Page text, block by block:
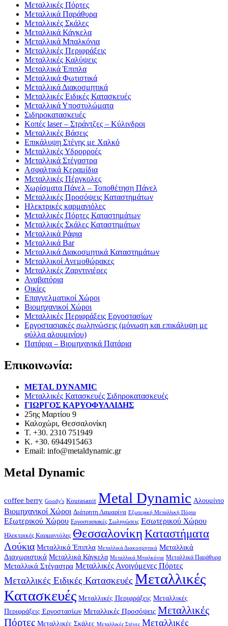
Μεταλλικές Πόρτες
Μεταλλικά Παράθυρα
Μεταλλικές Σκάλες
Μεταλλικά Κάγκελα
Μεταλλικά Μπαλκόνια
Μεταλλικές Περιφράξεις
Μεταλλικές Καλύψεις
Μεταλλικά Έπιπλα
Μεταλλικά Φωτιστικά
Μεταλλικά Διακοσμητικά
Μεταλλικές Ειδικές Κατασκευές
Μεταλλικά Υποστυλώματα
Σιδηροκατασκευές
Κοπές laser – Στράντζες – Κύλινδροι
Μεταλλικές Βάσεις
Επικάλυψη Στέγης με Χαλκό
Μεταλλικές Υδρορροές
Μεταλλικά Στέγαστρα
Ασφαλτικά Κεραμίδια
Μεταλλικές Πέργκολες
Χωρίσματα Πάνελ – Τοποθέτηση Πάνελ
Μεταλλικές Προσόψεις Καταστημάτων
Ηλεκτρικές καρμανιόλες
Μεταλλικές Πόρτες Καταστημάτων
Μεταλλικές Σκάλες Καταστημάτων
Μεταλλικά Ράφια
Μεταλλικά Bar
Μεταλλικά Διακοσμητικά Καταστημάτων
Μεταλλικοί Ανεμοθώρακες
Μεταλλικές Ζαρντινιέρες
Αναβατόρια
Οικίες
Επαγγελματικοί Χώροι
Βιομηχανικοί Χώροι
Μεταλλικές Περιφράξεις Εργοστασίων
Εργοστασιακές σωληνώσεις (μόνωση και επικάλυψη με
φύλλα αλουμινίου)
Πατάρια – Βιομηχανικά Πατάρια
Επικοινωνία:
METAL DYNAMIC
Μεταλλικές Κατασκευές Σιδηροκατασκευές
ΓΙΩΡΓΟΣ ΚΑΡΥΟΦΥΛΛΙΔΗΣ
25ης Μαρτίου 9
Καλοχώρι, Θεσσαλονίκη
Τ. +30. 2310 751949
Κ. +30. 6944915463
Email: info@metaldynamic.gr
Metal Dynamic
coffee berry Goody's Kourasanit Metal Dynamic Αλουμίνιο
Βιομηχανικοί Χώροι Διάτρητη Λαμαρίνα Εξωτερική Μεταλλική Πόρτα
Εξωτερικού Χώρου Εργοστασιακές Σωληνώσεις Εσωτερικού Χώρου
Ηλεκτρικές Καρμανιόλες Θεσσαλονίκη Καταστήματα
Λούκια Μεταλλικά Έπιπλα Μεταλλικά Διακοσμητικά Μεταλλικά
Διαχωριστικά Μεταλλικά Κάγκελα Μεταλλικά Μπαλκόνια Μεταλλικά Παράθυρα
Μεταλλικά Στέγαστρα Μεταλλικές Ανοιγόμενες Πόρτες
Μεταλλικές Ειδικές Κατασκευές Μεταλλικές
Κατασκευές Μεταλλικές Περιφράξεις Μεταλλικές
Περιφράξεις Εργοστασίων Μεταλλικές Προσόψεις Μεταλλικές
Πόρτες Μεταλλικές Σκάλες Μεταλλικές Στέγες Μεταλλικές